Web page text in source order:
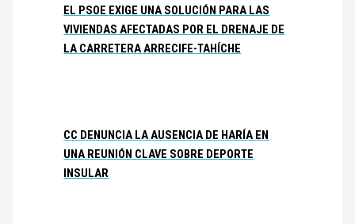
EL PSOE EXIGE UNA SOLUCIÓN PARA LAS
VIVIENDAS AFECTADAS POR EL DRENAJE DE
LA CARRETERA ARRECIFE-TAHÍCHE
CC DENUNCIA LA AUSENCIA DE HARÍA EN
UNA REUNIÓN CLAVE SOBRE DEPORTE
INSULAR